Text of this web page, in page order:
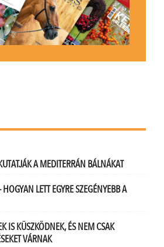
A MEDITERRÁN BÁLNÁKAT
LETT EGYRE SZEGÉNYEBB A
IS KÜSZKÖDNEK, ÉS NEM CSAK
VÁRNAK